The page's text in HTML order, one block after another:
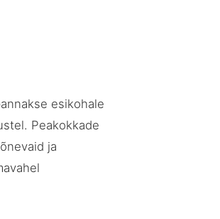
esikohale
Peakokkade
ja